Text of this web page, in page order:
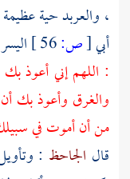
، والعربد حية
أبي[ص: اليسر
: اللهم إني أعوذ
والغرق وأعوذ بك
من أن أموت في
قال الجاحظ :